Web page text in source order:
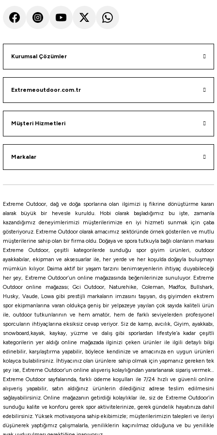
Havale ile 1.349,24 ₺
Tükendi
TentHouse
Tenthouse Sun 2 Kişilik Çadır 205*150*105cm [Mavi]
1.795,65 ₺
Havale ile 1.705,87 ₺
Tükendi
Loap
3.189,00₺
Tükendi
High Peak
High Peak Minilite 2 Kişilik Çadır
1.407,00₺
Tükendi
Hannah
Hannah Tycoon 2 Kişilik Comfort Çadır
3.844,50₺
Havale ile 3.652,28 ₺
Tükendi
Loap
Loap Texas Pro 2 Kişilik Kamp Çadırı
3.459,00₺
Havale ile 3.286,05 ₺
Kurumsal Çözümler
Extremeoutdoor.com.tr
Müşteri Hizmetleri
Markalar
Extreme Outdoor, dağ ve doğa sporlarına olan ilgimizi iş fikrine dönüştürme kararı
alarak büyük bir hevesle kuruldu. Hobi olarak başladığımız bu işte, zamanla
kazandığımız deneyimlerimizi müşterilerimize en iyi hizmeti sunmak için çaba
gösteriyoruz. Extreme Outdoor olarak amacımız sektöründe örnek gösterilen ve mutlu
müşterilerine sahip olan bir firma oldu. Doğaya ve spora tutkuyla bağlı olanların markası
Extreme Outdoor, çeşitli kategorilerde sunduğu spor giyim ürünleri, outdoor
ayakkabılar, ekipman ve aksesuarlar ile, her yerde ve her koşulda doğayla buluşmayı
mümkün kılıyor. Daima aktif bir yaşam tarzını benimseyenlerin ihtiyaç duyabileceği
her şey, Extreme Outdoor’un online mağazasında beğenilerinize sunuluyor. Extreme
Outdoor online mağazası; Gci Outdoor, Naturehike, Coleman, Madfox, Bullshark,
Husky, Vaude, Lowa gibi prestijli markaların imzasını taşıyan, dış giyimden ekstrem
spor ekipmanlarına varan oldukça geniş bir yelpazeye yayılan çok sayıda kaliteli ürün
ile, outdoor tutkunlarının ve hem amatör, hem de farklı seviyelerden profesyonel
sporcuların ihtiyaçlarına eksiksiz cevap veriyor. Siz de kamp, avcılık, Giyim, ayakkabı,
snowboard,kayak, kaykay, yüzme ve dalış gibi sporlardan lifestyle’a kadar çeşitli
kategorilerin yer aldığı online mağazada ilginizi çeken ürünler ile ilgili detaylı bilgi
edinebilir, karşılaştırma yapabilir, böylece kendinize ve amacınıza en uygun ürünleri
kolayca bulabilirsiniz. İhtiyacınız olan ürünlere sahip olmak için yapmanız gereken tek
şey ise, Extreme Outdoor’un online alışveriş kolaylığından yararlanarak sipariş vermek…
Extreme Outdoor sayfalarında, farklı ödeme koşulları ile 7/24 hızlı ve güvenli online
alışveriş yapabilir, satın aldığınız ürünlerin dilediğiniz adrese teslim edilmesini
sağlayabilirsiniz. Online mağazanın getirdiği kolaylıklar ile, siz de Extreme Outdoor’in
sunduğu kalite ve konforu gerek spor aktivitelerinize, gerek gündelik hayatınıza dahil
edebilirsiniz. Yüksek motivasyona sahip ekibimizle; müşterilerimizin talepleri ve ileriyi
düşünerek yaptığımız çalışmalarla, yeniliklerin kaçınılmaz olduğuna ve bu yenilikle